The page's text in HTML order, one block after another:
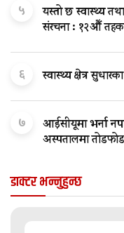
५
यस्तो छ स्वास्थ्य
संरचना : १२औँ
६ स्वास्थ्य क्षेत्र
७
आईसीयूमा भर्ना
अस्पतालमा तोडफोड
डाक्टर भन्नुहुन्छ